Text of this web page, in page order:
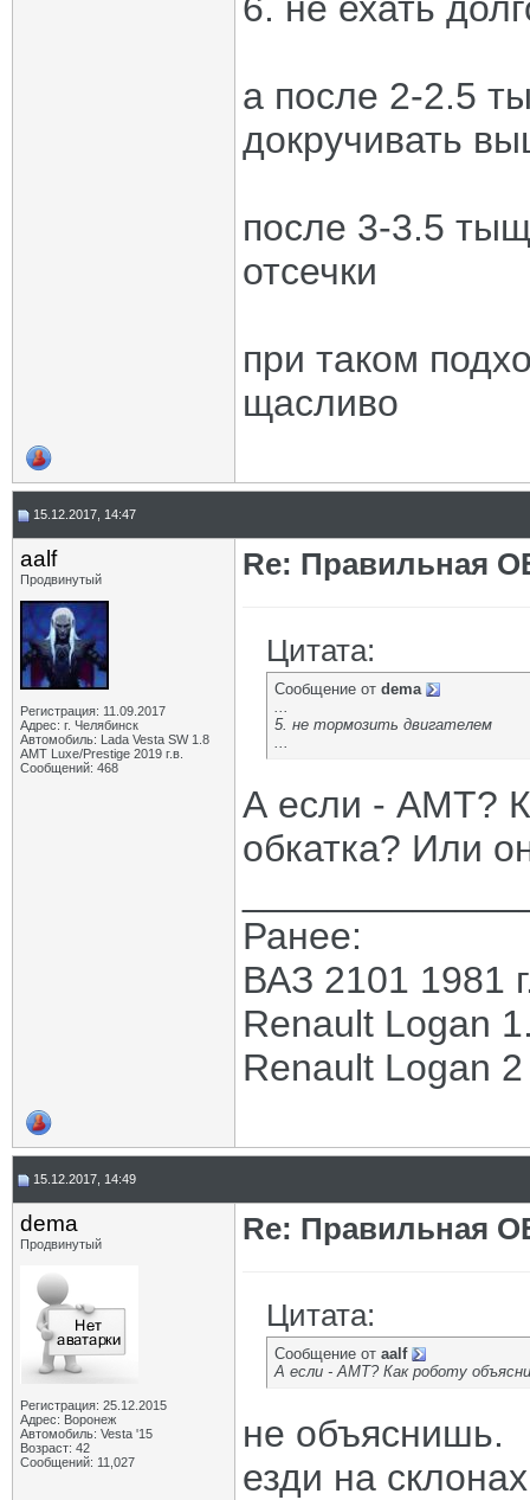
а после 2-2.5
докручивать
после 3-3.5
отсечки
при таком
щасливо
15.12.2017, 14:47
aalf
Продвинутый
Регистрация: 11.09.2017
Адрес: г. Челябинск
Автомобиль: Lada Vesta SW 1.8
АМТ Luxe/Prestige 2019 г.в.
Сообщений: 468
Re: Правильная
Цитата:
Сообщение от dema
...
5. не тормозить двигателем
...
А если - АМТ?
обкатка? Или
Ранее:
ВАЗ 2101 1981
Renault Logan
Renault Logan
15.12.2017, 14:49
dema
Продвинутый
Регистрация: 25.12.2015
Адрес: Воронеж
Автомобиль: Vesta '15
Возраст: 42
Сообщений: 11,027
Re: Правильная
Цитата:
Сообщение от aalf
А если - АМТ? Как роботу
не объяснишь.
езди на